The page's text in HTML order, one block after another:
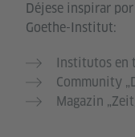
Déjese inspirar
Goethe-Institut:
Institutos en
Community
Magazin